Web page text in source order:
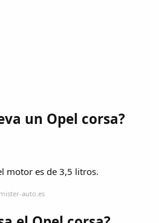
un Opel corsa?
motor es de 3,5 litros.
auto.es